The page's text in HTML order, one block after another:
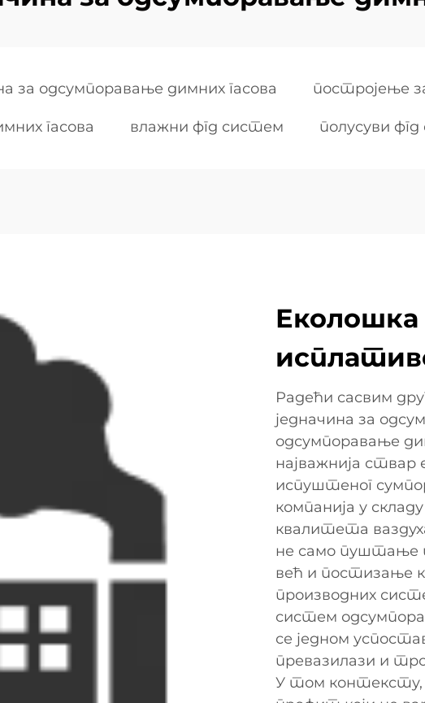
за одсумпоравање димних гасова постројење
гасова влажни фгд систем полусуви
Радећи сасвим
једначина за
одсумпоравање
најважнија ствар
испуштеног
компанија у
квалитета
не само пуштање
већ и постизање
производних
систем
се једном
превазилази и
У том контексту,